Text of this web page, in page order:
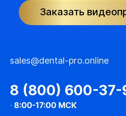
Заказать
sales@dental-pro.online
8 (800) 600-37-
· 8:00-17:00 МСК